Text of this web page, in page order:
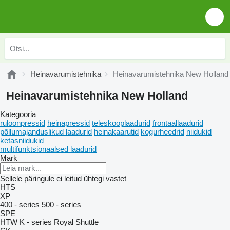
Heinavarumistehnika Heinavarumistehnika New Holland
Heinavarumistehnika New Holland
Kategooria
ruloonpressid heinapressid teleskooplaadurid frontaallaadurid
põllumajanduslikud laadurid heinakaarutid kogurheedrid niidukid
ketasniidukid
multifunktsionaalsed laadurid
Mark
Sellele päringule ei leitud ühtegi vastet
HTS
XP
400 - series 500 - series
SPE
HTW K - series Royal Shuttle